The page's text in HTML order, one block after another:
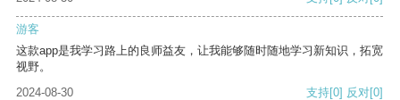
游客
这款app是我学习路上的良师益友，让我能够随时随地学习新知识，拓宽
视野。
2024-08-30
支持[0] 反对[0]